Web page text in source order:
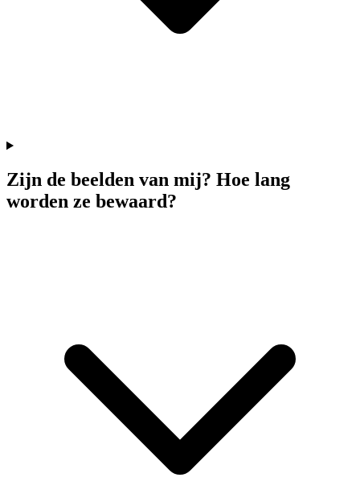
Zijn de beelden van mij? Hoe lang
worden ze bewaard?